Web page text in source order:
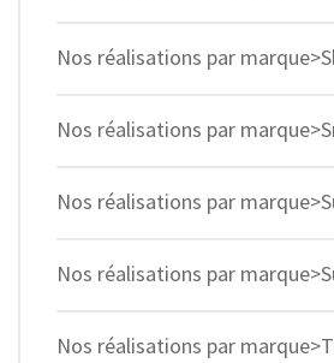
Nos réalisations par
Nos réalisations par
Nos réalisations par
Nos réalisations par
Nos réalisations par